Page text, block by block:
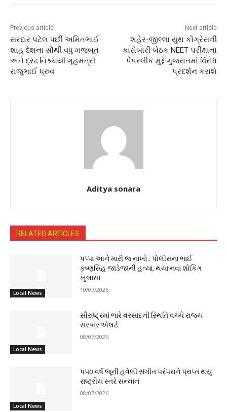
Previous article
સરદાર પટેલ પછી અમિતભાઈ
શાહ દેશના સૌથી વધુ મજબૂત
અને દ્રઢ નિશ્ર્ચયી ગૃહમંત્રી:
રાજુભાઈ ધ્રુવ
Next article
શહેર-જીલ્લા યુથ કોંગ્રેસની
કારોબારી બેઠક NEET પરીક્ષાના
પેપરલીક મુદ્દે ગુજરાતમાં વિરોધ
પ્રદર્શન કરાશે
Aditya sonara
RELATED ARTICLES
Local News
પપ્પા આને મારી જ નાખો.. પોલીસના ભાઈ
કૃષ્ણસિંહ જાડેજાની હત્યા, થયા નવા શોકિંગ
ખુલાસા
10/07/2026
Local News
સૌરાષ્ટ્રમાં ભારે વરસાદની સ્થિતિ વચ્ચે રાજ્ય
સરકાર એલર્ટ
08/07/2026
Local News
૫૫૦ વર્ષ જૂની હવેલી સંગીત પરંપરાને પ્રાપ્ત થયું
રાષ્ટ્રીય સ્તરે સન્માન
08/07/2026